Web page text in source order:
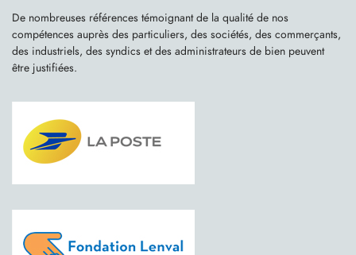
De nombreuses références témoignant de la qualité de nos
compétences auprès des particuliers, des sociétés, des commerçants,
des industriels, des syndics et des administrateurs de bien peuvent
être justifiées.